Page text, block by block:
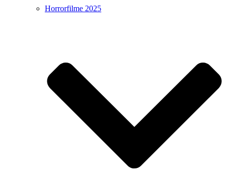
Horrorfilme 2025